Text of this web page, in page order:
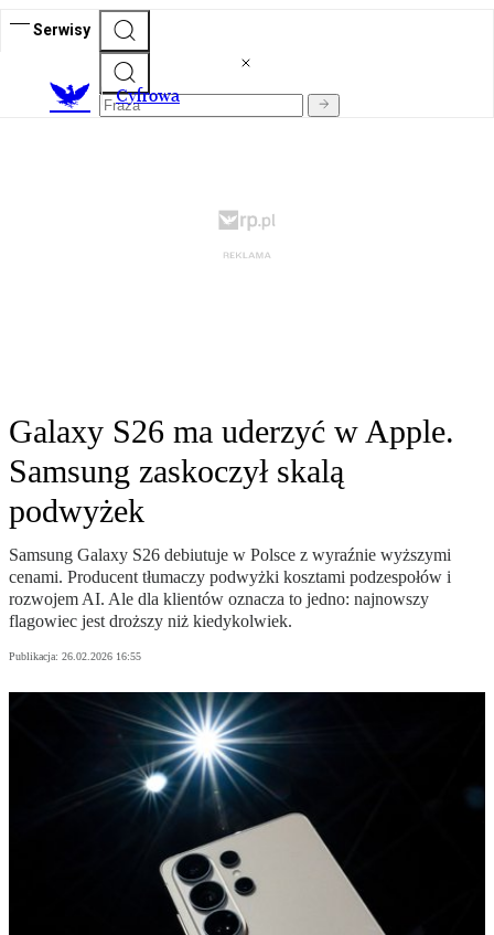
Serwisy
Cyfrowa
Galaxy S26 ma uderzyć w Apple.
Samsung zaskoczył skalą
podwyżek
Samsung Galaxy S26 debiutuje w Polsce z wyraźnie wyższymi
cenami. Producent tłumaczy podwyżki kosztami podzespołów i
rozwojem AI. Ale dla klientów oznacza to jedno: najnowszy
flagowiec jest droższy niż kiedykolwiek.
Publikacja: 26.02.2026 16:55